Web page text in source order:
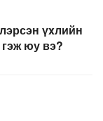
үxлийн
юу вэ?